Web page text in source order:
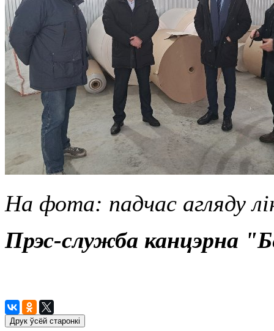
На фота: падчас агляду
Прэс-служба канцэрна